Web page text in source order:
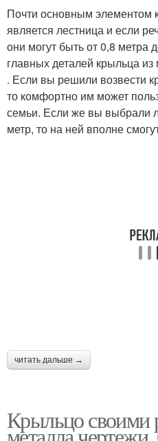
Почти основным элементом
является лестница и если
они могут быть от 0,8 метра
главных деталей крыльца
. Если вы решили возвести
то комфортно им может
семьи. Если же вы выбрали
метр, то на ней вполне
читать дальше →
Крыльцо своими